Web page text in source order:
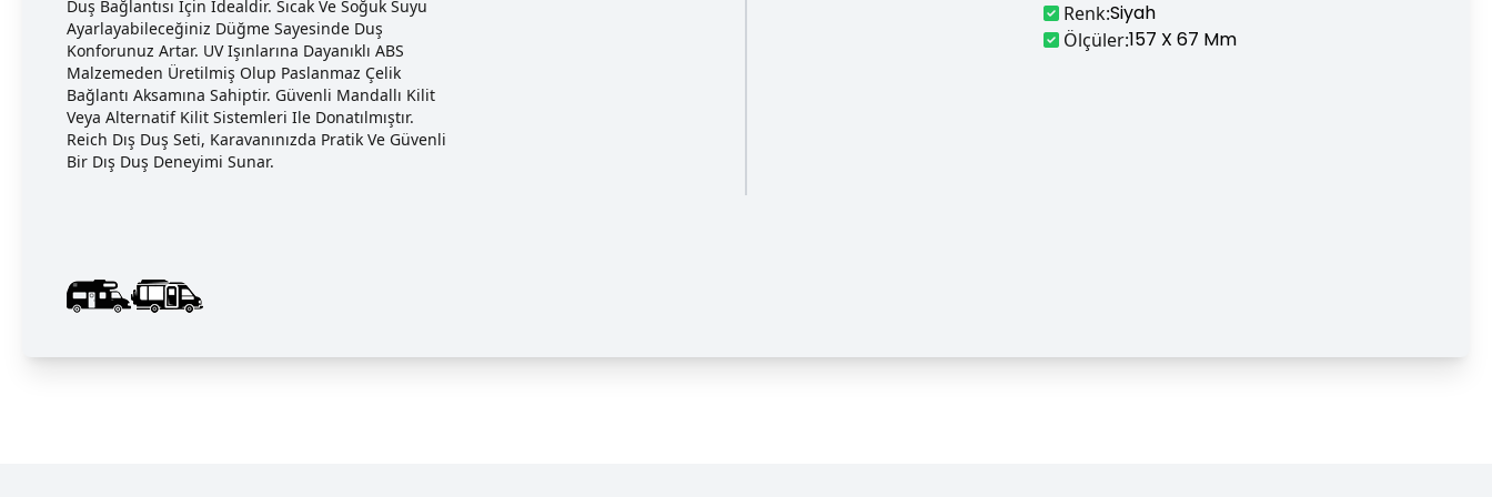
Duş Bağlantısı Için Idealdir. Sıcak Ve Soğuk Suyu
Ayarlayabileceğiniz Düğme Sayesinde Duş
Konforunuz Artar. UV Işınlarına Dayanıklı ABS
Malzemeden Üretilmiş Olup Paslanmaz Çelik
Bağlantı Aksamına Sahiptir. Güvenli Mandallı Kilit
Veya Alternatif Kilit Sistemleri Ile Donatılmıştır.
Reich Dış Duş Seti, Karavanınızda Pratik Ve Güvenli
Bir Dış Duş Deneyimi Sunar.
Renk:Siyah
Ölçüler:157 X 67 Mm